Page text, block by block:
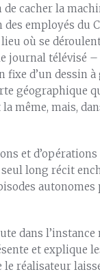
cacher la
employés du
où se
journal télévisé
fixe d’un dessin
géographique
même, mais,
et d’opérations
long récit
autonomes
dans
et explique
réalisateur